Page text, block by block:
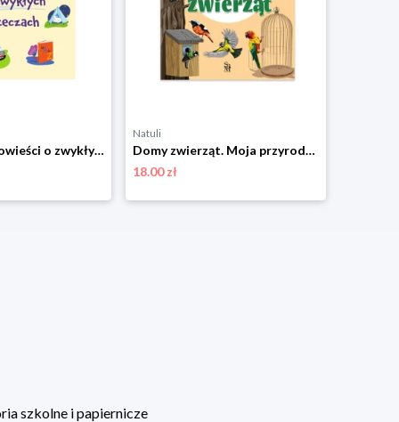
Niezwykłe opowieści o zwykłych rzeczach Sbm
Natuli
Domy zwierząt. Moja przyroda Sbm
18.00 zł
szkolne i papiernicze